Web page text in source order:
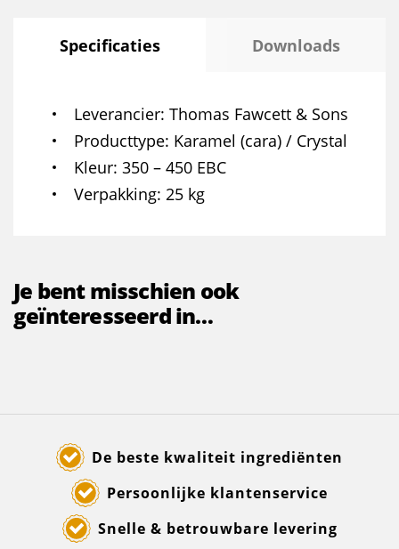
Specificaties Downloads
Leverancier Thomas Fawcett & Sons
Producttype Karamel (cara) / Crystal
Kleur 350 – 450 EBC
Verpakking 25 kg
Je bent misschien ook
geïnteresseerd in…
De beste kwaliteit ingrediënten
Persoonlijke klantenservice
Snelle & betrouwbare levering